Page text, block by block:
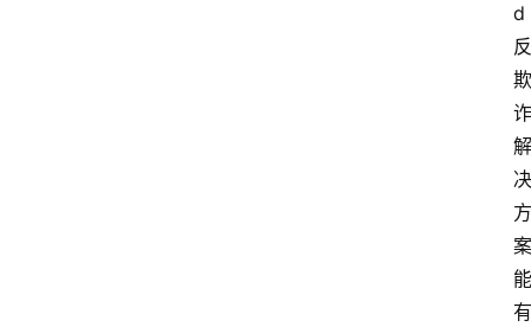
d
反
欺
诈
解
决
方
案
能
有